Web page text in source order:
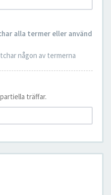
alla termer eller använd
någon av termerna
träffar.